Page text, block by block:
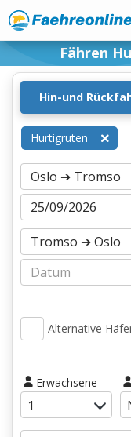
Fähren
Hin-und
Hurtigruten
Alternative
Erwachsene